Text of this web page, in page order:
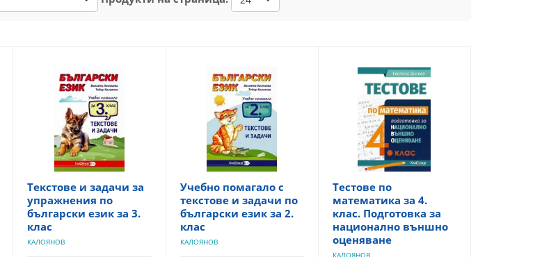
Текстове и задачи за
упражнения по
български език за 3.
клас
КАЛОЯНОВ
Учебно помагало с
текстове и задачи по
български език за 2.
клас
КАЛОЯНОВ
Тестове по
математика за 4.
клас. Подготовка за
национално външно
оценяване
КАЛОЯНОВ